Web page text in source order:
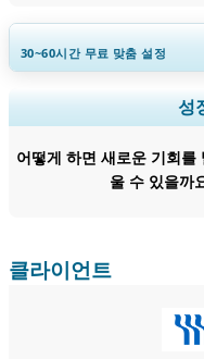
30~60시간무료 맞춤 설정
지역 및 국가 범위 확장, 세
종
성
어떻게 하면 새로운 기회
울 수 있을까
클라이언트